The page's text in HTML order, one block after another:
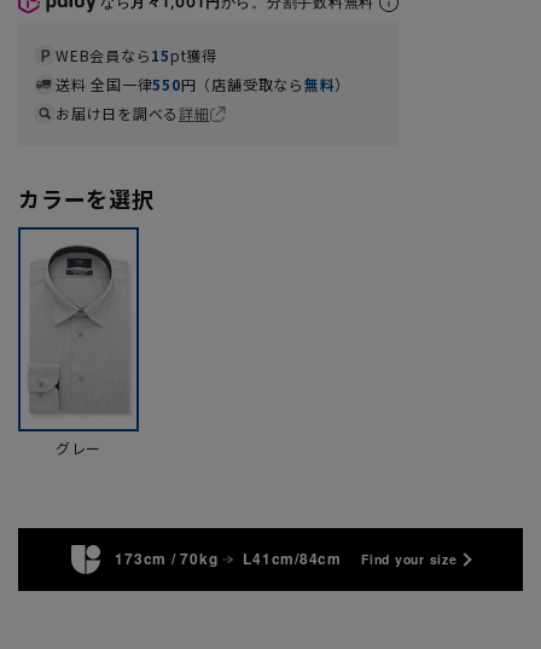
WEB会員なら15pt獲得
送料 全国一律550円（店舗受取なら無料）
お届け日を調べる詳細
カラーを選択
グレー
173cm / 70kg L41cm/84cm Find your size